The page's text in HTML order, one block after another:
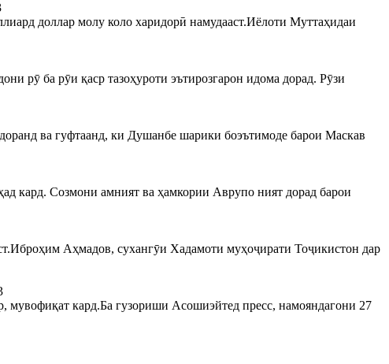
доллар молу коло харидорӣ намудааст.Иёлоти Муттаҳидаи
рӯ ба рӯи қаср тазоҳуроти эътирозгарон идома дорад. Рӯзи
ва гуфтаанд, ки Душанбе шарики боэътимоде барои Маскав
кард. Созмони амният ва ҳамкории Аврупо ният дорад барои
Аҳмадов, сухангӯи Хадамоти муҳоҷирати Тоҷикистон дар
кард.Ба гузориши Асошиэйтед пресс, намояндагони 27